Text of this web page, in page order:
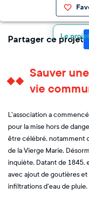
Le projet
Partager ce projet
Sauver
vie
L'association a
pour la mise hors de
être célébré, notamment
de la Vierge Marie.
inquiète. Datant de
avec ajout de goutières
infiltrations d'eau de pluie.